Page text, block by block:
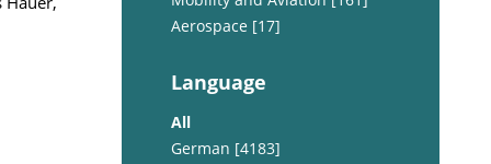
Aerospace [17]
Language
All
German [4183]